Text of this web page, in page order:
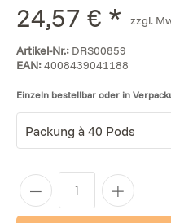
24,57 € * zzgl.
Artikel-Nr.: DRS00859
EAN:4008439041188
Einzeln bestellbar oder in